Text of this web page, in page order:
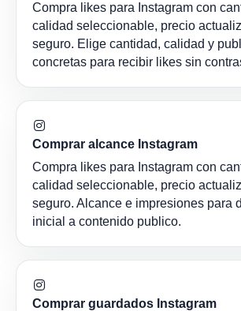
Compra likes para Instagram con
calidad seleccionable, precio
seguro. Elige cantidad, calidad y
concretas para recibir likes sin
Comprar alcance Instagram
Compra likes para Instagram con
calidad seleccionable, precio
seguro. Alcance e impresiones para
inicial a contenido publico.
Comprar guardados Instagram